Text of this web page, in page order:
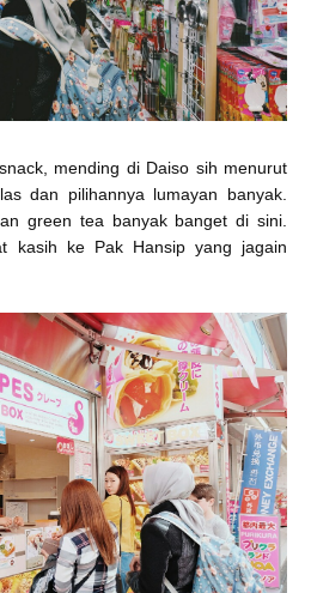
mending di Daiso sih menurut
dan pilihannya lumayan banyak.
green tea banyak banget di sini.
kasih ke Pak Hansip yang jagain